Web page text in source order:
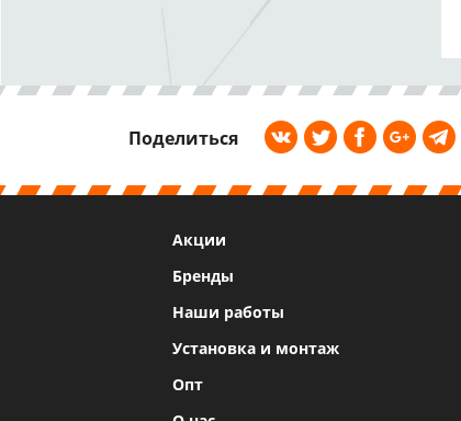
Поделиться
Акции
Бренды
Наши работы
Установка и монтаж
Опт